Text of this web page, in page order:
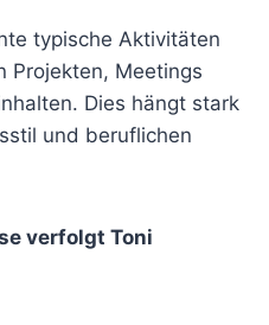
typische Aktivitäten
Projekten, Meetings
Dies hängt stark
und beruflichen
verfolgt Toni